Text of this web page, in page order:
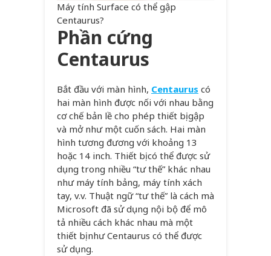
Máy tính Surface có thể gập
Centaurus?
Phần cứng
Centaurus
Bắt đầu với màn hình, Centaurus có
hai màn hình được nối với nhau bằng
cơ chế bản lề cho phép thiết bị gập
và mở như một cuốn sách. Hai màn
hình tương đương với khoảng 13
hoặc 14 inch. Thiết bị có thể được sử
dụng trong nhiều “tư thế” khác nhau
như máy tính bảng, máy tính xách
tay, v.v. Thuật ngữ “tư thế” là cách mà
Microsoft đã sử dụng nội bộ để mô
tả nhiều cách khác nhau mà một
thiết bị như Centaurus có thể được
sử dụng.